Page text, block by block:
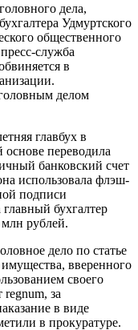
дела,
Удмуртского
общественного
служба
в
делом
главбух в
основе переводила
банковский счет
использовала флэш-
подписи
бухгалтер
млн рублей.
дело по статье
вверенного
своего
за
в виде
в прокуратуре.